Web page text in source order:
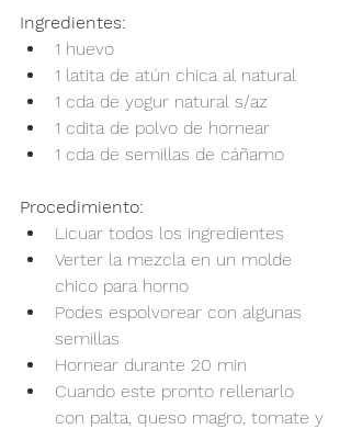
Ingredientes:
1 huevo
1 latita de atún chica al natural
1 cda de yogur natural s/az
1 cdita de polvo de hornear
1 cda de semillas de cáñamo
Procedimiento:
Licuar todos los ingredientes
Verter la mezcla en un molde
chico para horno
Podes espolvorear con algunas
semillas
Hornear durante 20 min
Cuando este pronto rellenarlo
con palta, queso magro, tomate y